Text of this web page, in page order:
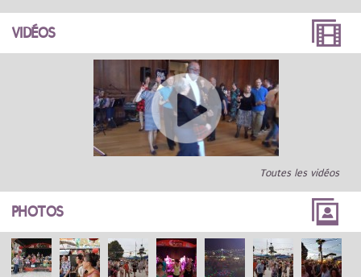
VIDÉOS
Toutes les vidéos
PHOTOS